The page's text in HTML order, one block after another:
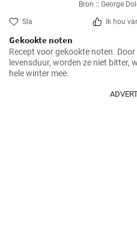
Bron :: George
Sla Ik hou
Gekookte noten
Recept voor gekookte noten.
levensduur, worden ze niet bitter,
hele winter mee.